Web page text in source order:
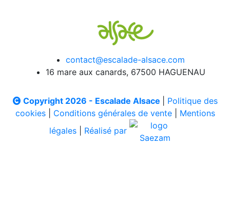
contact@escalade-alsace.com
16 mare aux canards, 67500 HAGUENAU
Copyright 2026 - Escalade Alsace
Politique des
cookies| Conditions générales de vente| Mentions
légales
Réalisé par